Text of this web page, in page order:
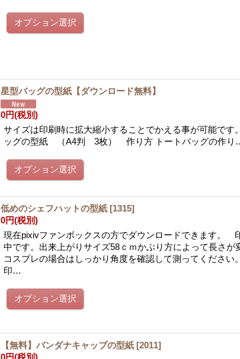
星型バッグの型紙【ダウンロード無料】
0円(税別)
サイズは印刷時に拡大縮小することでかえる事が可能です
ッグの型紙 （A4判 3枚） 作り方 トートバッグの作り
低めのシェフハットの型紙 [1315]
0円(税別)
現在pixivファンボックスの方でダウンロードできます。
中です。出来上がりサイズ58ｃｍかぶり方によって長さが
コスプレの場合はしっかり角度を確認して測ってください
印…
【無料】バンダナキャップの型紙 [2011]